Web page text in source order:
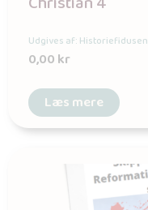
Udgives af: Historiefidusen
0,00kr
Læs mere